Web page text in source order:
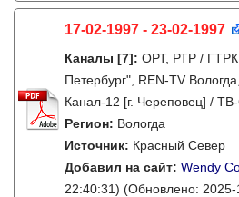
17-02-1997 - 23-02-1997
Каналы [7]: ОРТ, РТР / ГТРК
Петербург", REN-TV
Канал-12 [г. Череповец] /
Регион: Вологда
Источник: Красный Север
Добавил на сайт: Wendy
22:40:31) (Обновлено: